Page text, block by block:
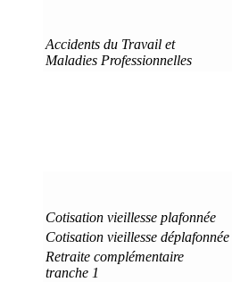
Accidents du Travail et
Maladies Professionnelles
Cotisation vieillesse plafonnée
Cotisation vieillesse déplafonnée
Retraite complémentaire
tranche 1